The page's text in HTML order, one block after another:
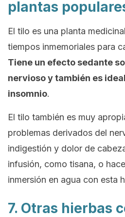
plantas
El tilo es una planta
tiempos inmemoriales para
Tiene un efecto sedante
nervioso y también es
insomnio.
El tilo también es muy
problemas derivados del
indigestión y dolor de
infusión, como tisana, o
inmersión en agua con esta
7. Otras hierbas